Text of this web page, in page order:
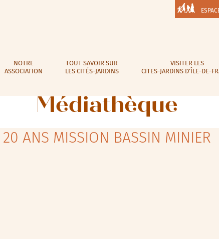
NOTRE
ASSOCIATION
TOUT SAVOIR SUR
LES CITÉS-JARDINS
VISITER LES
CITES-JARDINS D’ÎLE-DE-
Médiathèque
20 ANS MISSION BASSIN MINIER